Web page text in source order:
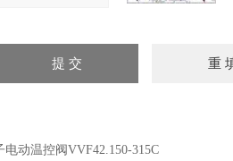
电动温控阀VVF42.150-315C